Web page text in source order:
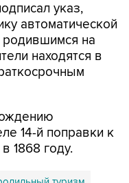
указ,
автоматической
родившимся на
находятся в
14-й поправки к
1868 году.